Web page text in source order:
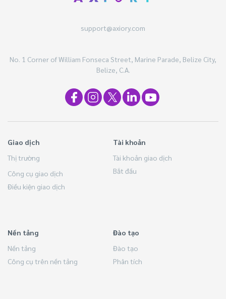
support@axiory.com
No. 1 Corner of William Fonseca Street, Marine Parade, Belize City,
Belize, C.A.
Giao dịch
Thị trường
Công cụ giao dịch
Điều kiện giao dịch
Tài khoản
Tài khoản giao dịch
Bắt đầu
Nền tảng
Nền tảng
Công cụ trên nền tảng
Đào tạo
Đào tạo
Phân tích